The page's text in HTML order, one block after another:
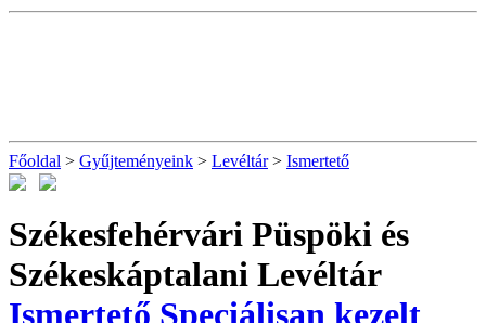
Főoldal > Gyűjteményeink > Levéltár> Ismertető
Székesfehérvári Püspöki és
Székeskáptalani Levéltár
Ismertető Speciálisan kezelt